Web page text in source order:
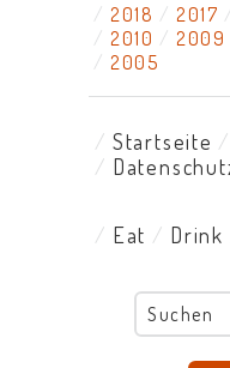
2018 2017
2010
2009
2005
Startseite
Eat Drink